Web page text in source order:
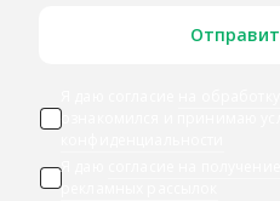
ознакомился и принимаю
Я даю
рекламных рассылок